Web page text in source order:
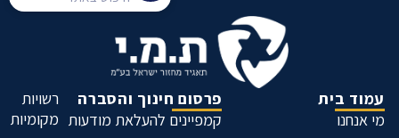
עמוד בית
מי אנחנו
פרסום חינוך והסברה
קמפיינים להעלאת מודעות
רשויות
מקומיות